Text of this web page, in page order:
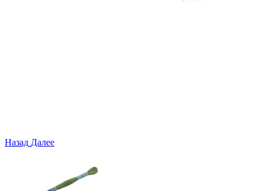
Назад Далее